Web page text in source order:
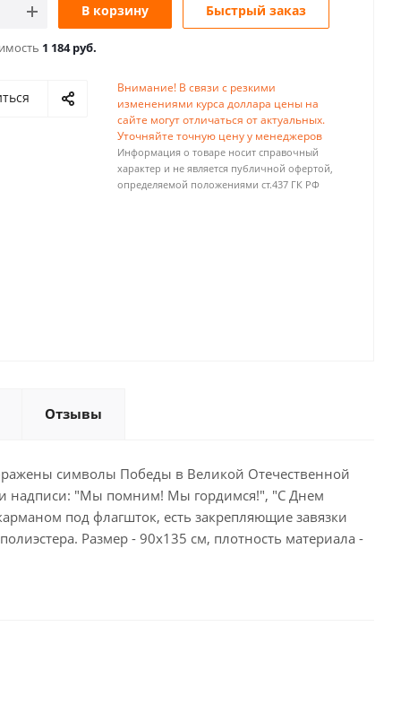
В корзину Быстрый заказ
1 184 руб.
Внимание! В связи с резкими
изменениями курса доллара цены на
сайте могут отличаться от актуальных.
Уточняйте точную цену у менеджеров
Информация о товаре носит справочный
характер и не является публичной офертой,
определяемой положениями ст.437 ГК РФ
Отзывы
символы Победы в Великой Отечественной
и надписи: "Мы помним! Мы гордимся!", "С Днем
под флагшток, есть закрепляющие завязки
Размер - 90х135 см, плотность материала -